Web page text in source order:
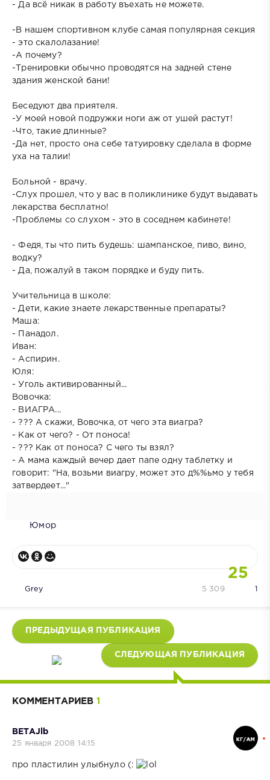
- Да всё никак в работу въехать не можете.
-В нашем спортивном клубе самая популярная секция
- это скалолазание!
-А почему?
-Тренировки обычно проводятся на задней стене
здания женской бани!
Беседуют два приятеля.
-У моей новой подружки ноги аж от ушей растут!
-Что, такие длинные?
-Да нет, просто она себе татуировку сделала в форме
уха на талии!
Больной - врачу.
-Слух прошел, что у вас в поликлинике будут выдавать
лекарства бесплатно!
-Проблемы со слухом - это в соседнем кабинете!
- Федя, ты что пить будешь: шампанское, пиво, вино,
водку?
- Да, пожалуй в таком порядке и буду пить.
Учительница в школе:
- Дети, какие знаете лекарственные препараты?
Маша:
- Панадол.
Иван:
- Аспирин.
Юля:
- Уголь активированный...
Вовочка:
- ВИАГРА...
- ??? А скажи, Вовочка, от чего эта виагра?
- Как от чего? - От поноса!
- ??? Как от поноса? С чего ты взял?
- А мама каждый вечер дает папе одну таблетку и
говорит: "На, возьми виагру, может это д%%ьмо у тебя
затвердеет..."
Юмор
25
Grey 1
5 309
ПРЕДЫДУЩАЯ ПУБЛИКАЦИЯ
СЛЕДУЮЩАЯ ПУБЛИКАЦИЯ
КОММЕНТАРИЕВ 1
BETAJlb
25 января 2008 14:15
про пластилин улыбнуло (: